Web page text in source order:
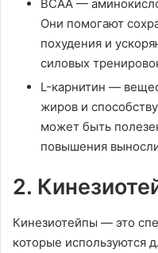
BCAA —
Они помогают
похудения и
силовых
L-карнитин —
жиров и
может быть
повышения
2.
Кинезиотейпы — это
которые используются